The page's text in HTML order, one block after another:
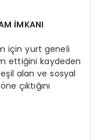
İMKANI
için yurt geneli
ettiğini kaydeden
alan ve sosyal
çıktığını